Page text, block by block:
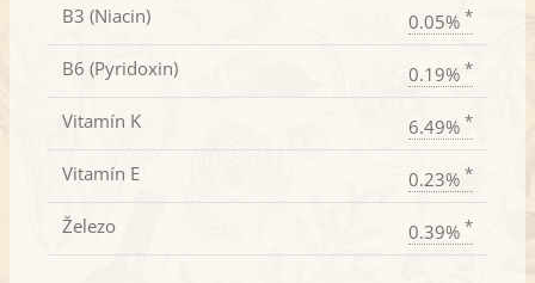
B3 (Niacin) 0.05% *
B6 (Pyridoxin) 0.19% *
Vitamín K 6.49% *
Vitamín E 0.23% *
Železo 0.39% *